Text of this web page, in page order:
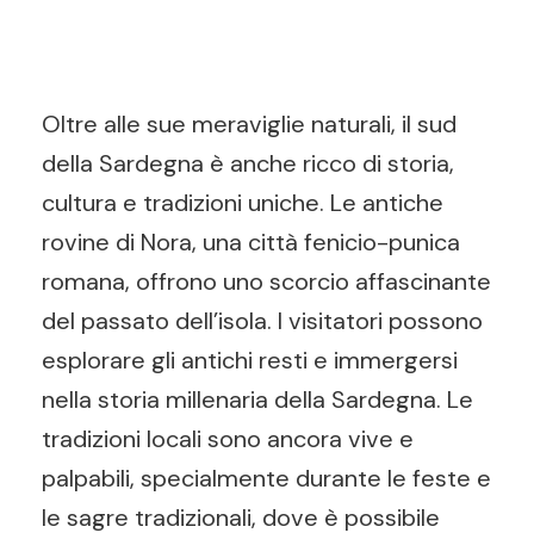
Oltre alle sue meraviglie naturali, il sud
della Sardegna è anche ricco di storia,
cultura e tradizioni uniche. Le antiche
rovine di Nora, una città fenicio-punica
romana, offrono uno scorcio affascinante
del passato dell’isola. I visitatori possono
esplorare gli antichi resti e immergersi
nella storia millenaria della Sardegna. Le
tradizioni locali sono ancora vive e
palpabili, specialmente durante le feste e
le sagre tradizionali, dove è possibile